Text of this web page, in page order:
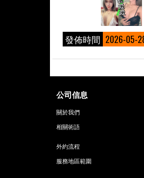
發佈時間 2026-05-
公司信息
關於我們
相關術語
外約流程
服務地區範圍